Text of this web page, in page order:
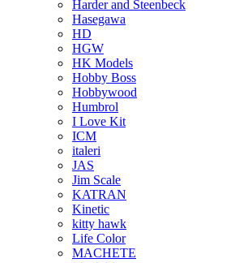
Harder and Steenbeck
Hasegawa
HD
HGW
HK Models
Hobby Boss
Hobbywood
Humbrol
I Love Kit
ICM
italeri
JAS
Jim Scale
KATRAN
Kinetic
kitty hawk
Life Color
MACHETE